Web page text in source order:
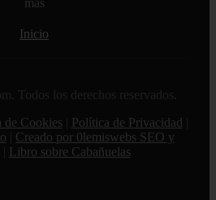
Inicio
Todos los derechos reservados.
de Cookies Política de Privacidad
Creado por 0lemiswebs SEO y
Libro sobre Cabañuelas